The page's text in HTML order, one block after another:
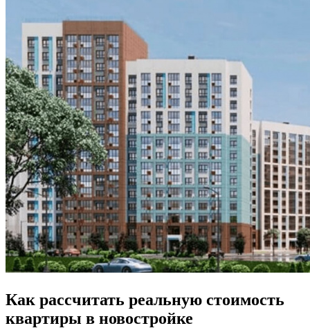
Как рассчитать реальную стоимость
квартиры в новостройке